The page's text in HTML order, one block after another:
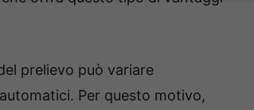
prelievo può variare
Per questo motivo,